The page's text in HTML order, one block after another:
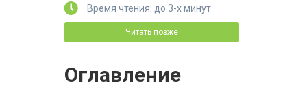
Время чтения: до 3-х минут
Читать позже
Оглавление